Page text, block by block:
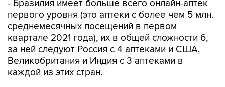
- Бразилия имеет больше всего онлайн-аптек
первого уровня (это аптеки с более чем 5 млн.
среднемесячных посещений в первом
квартале 2021 года), их в общей сложности 6,
за ней следуют Россия с 4 аптеками и США,
Великобритания и Индия с 3 аптеками в
каждой из этих стран.